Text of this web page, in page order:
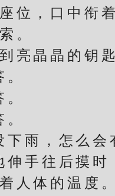
，口中衔着
。
晶晶的钥匙
雨，怎么会
手往后摸时
人体的温度。